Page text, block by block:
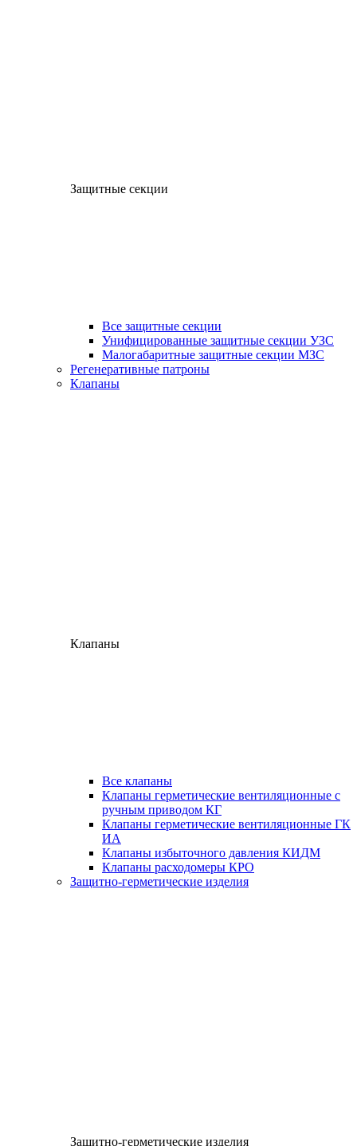
Защитные секции
Все защитные секции
Унифицированные защитные секции УЗС
Малогабаритные защитные секции МЗС
Регенеративные патроны
Клапаны
Клапаны
Все клапаны
Клапаны герметические вентиляционные с
ручным приводом КГ
Клапаны герметические вентиляционные ГК
ИА
Клапаны избыточного давления КИДМ
Клапаны расходомеры КРО
Защитно-герметические изделия
Защитно-герметические изделия